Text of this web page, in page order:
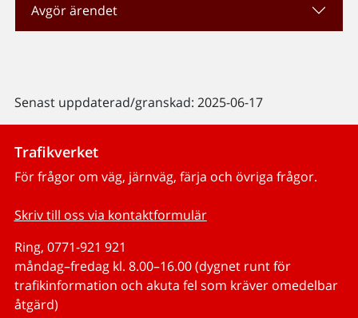
Avgör ärendet
Senast uppdaterad/granskad: 2025-06-17
Trafikverket
För frågor om väg, järnväg, färja och övriga frågor.
Skriv till oss via kontaktformulär
Ring, 0771-921 921
måndag–fredag kl. 8.00–16.00 (dygnet runt för
trafikinformation och akuta fel som kräver omedelbar
åtgärd)